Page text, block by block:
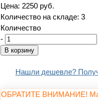
Цена: 2250 руб.
Количество на складе: 3
Количество
-
Нашли дешевле?
ОБРАТИТЕ ВНИМАНИЕ!